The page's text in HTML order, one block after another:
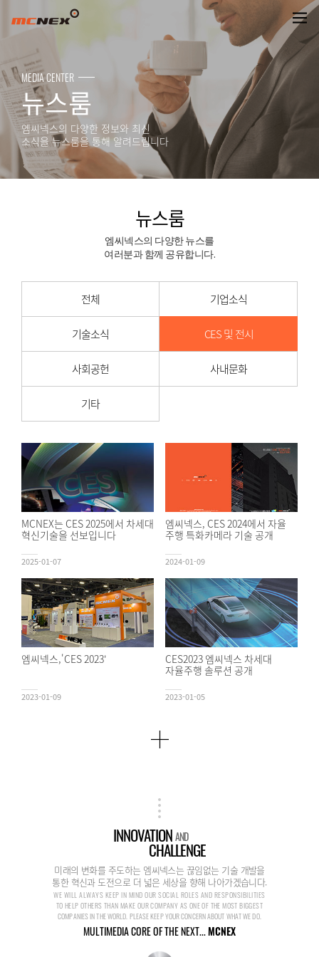
뉴스룸
MEDIA CENTER
뉴스룸
엠씨넥스의 다양한 정보와 최신
소식을 뉴스룸을 통해 알려드립니다
뉴스룸
엠씨넥스의 다양한 뉴스를
여러분과 함께 공유합니다.
전체 기업소식
기술소식 CES 및 전시
사회공헌 사내문화
기타
MCNEX는 CES 2025에서 차세대
혁신기술을 선보입니다
2025-01-07
엠씨넥스, CES 2024에서 자율
주행 특화카메라 기술 공개
2024-01-09
엠씨넥스,'CES 2023'
2023-01-09
CES2023 엠씨넥스 차세대
자율주행 솔루션 공개
2023-01-05
INNOVATIONAND
CHALLENGE
미래의 변화를 주도하는 엠씨넥스는 끊임없는 기술 개발을
통한 혁신과 도전으로 더 넓은 세상을 향해 나아가겠습니다.
WE WILL ALWAYS KEEP IN MIND OUR SOCIAL ROLES AND RESPONSIBILITIES
TO HELP OTHERS THAN MAKE OUR COMPANY AS ONE OF THE MOST BIGGEST
COMPANIES IN THE WORLD. PLEASE KEEP YOUR CONCERN ABOUT WHAT WE DO.
MULTIMEDIA CORE OF THE NEXT...MCNEX